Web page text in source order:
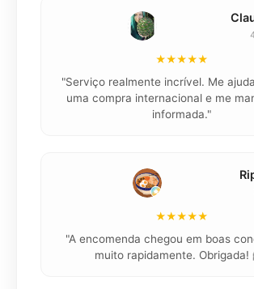
★★★★★
"Serviço realmente incrível. Me
uma compra internacional e me
informada."
★★★★★
"A encomenda chegou em boas
muito rapidamente. Obrigada!